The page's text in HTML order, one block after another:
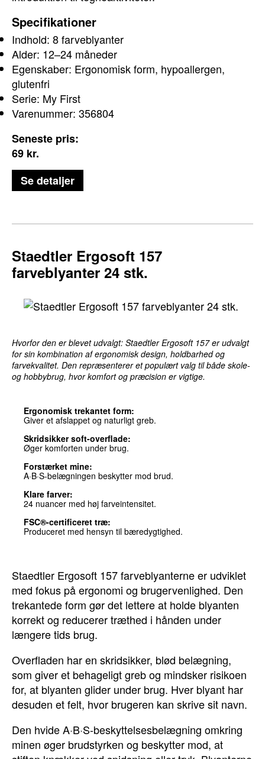
Specifikationer
Indhold: 8 farveblyanter
Alder: 12–24 måneder
Egenskaber: Ergonomisk form, hypoallergen,
glutenfri
Serie: My First
Varenummer: 356804
Seneste pris:
69 kr.
Se detaljer
Staedtler Ergosoft 157
farveblyanter 24 stk.
Hvorfor den er blevet udvalgt: Staedtler Ergosoft 157 er udvalgt
for sin kombination af ergonomisk design, holdbarhed og
farvekvalitet. Den repræsenterer et populært valg til både skole-
og hobbybrug, hvor komfort og præcision er vigtige.
Staedtler Ergosoft 157 farveblyanterne er udviklet
med fokus på ergonomi og brugervenlighed. Den
trekantede form gør det lettere at holde blyanten
korrekt og reducerer træthed i hånden under
længere tids brug.
Overfladen har en skridsikker, blød belægning,
som giver et behageligt greb og mindsker risikoen
for, at blyanten glider under brug. Hver blyant har
desuden et felt, hvor brugeren kan skrive sit navn.
Den hvide A·B·S-beskyttelsesbelægning omkring
minen øger brudstyrken og beskytter mod, at
Ergonomisk trekantet form:
Giver et afslappet og naturligt greb.
Skridsikker soft-overflade:
Øger komforten under brug.
Forstærket mine:
A·B·S-belægningen beskytter mod brud.
Klare farver:
24 nuancer med høj farveintensitet.
FSC®-certificeret træ:
Produceret med hensyn til bæredygtighed.